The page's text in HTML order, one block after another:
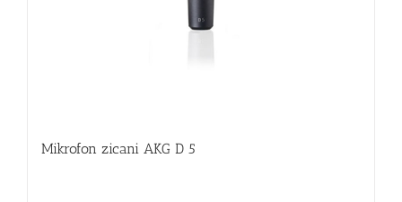
Mikrofon zicani AKG D 5